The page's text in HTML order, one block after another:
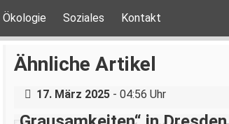
Ökologie Soziales Kontakt
Ähnliche Artikel
Über eine AfD-Rede zum
Holocaustgedenktag in
Dresden
17. März 2025- 04:56 Uhr
Demonstration gegen